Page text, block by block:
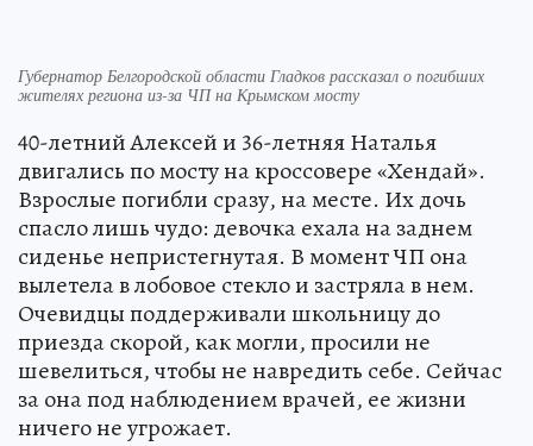
Губернатор Белгородской области Гладков рассказал о погибших
жителях региона из-за ЧП на Крымском мосту
40-летний Алексей и 36-летняя Наталья
двигались по мосту на кроссовере «Хендай».
Взрослые погибли сразу, на месте. Их дочь
спасло лишь чудо: девочка ехала на заднем
сиденье непристегнутая. В момент ЧП она
вылетела в лобовое стекло и застряла в нем.
Очевидцы поддерживали школьницу до
приезда скорой, как могли, просили не
шевелиться, чтобы не навредить себе. Сейчас
за она под наблюдением врачей, ее жизни
ничего не угрожает.